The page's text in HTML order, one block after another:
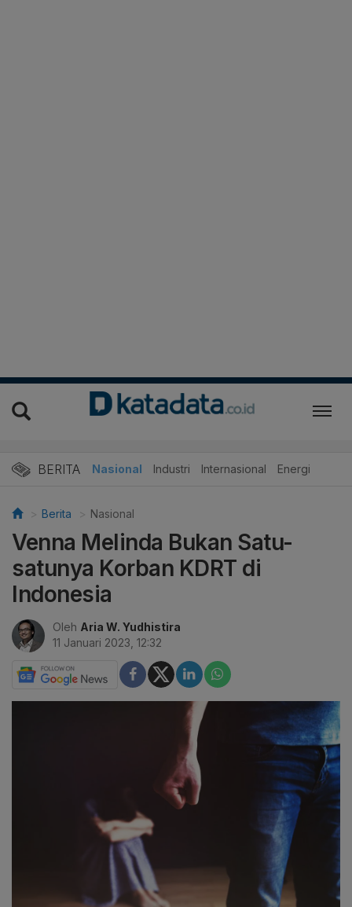
BERITA Nasional Industri Internasional Energi
Berita Nasional
Venna Melinda Bukan Satu-
satunya Korban KDRT di
Indonesia
Oleh Aria W. Yudhistira
11 Januari 2023, 12:32